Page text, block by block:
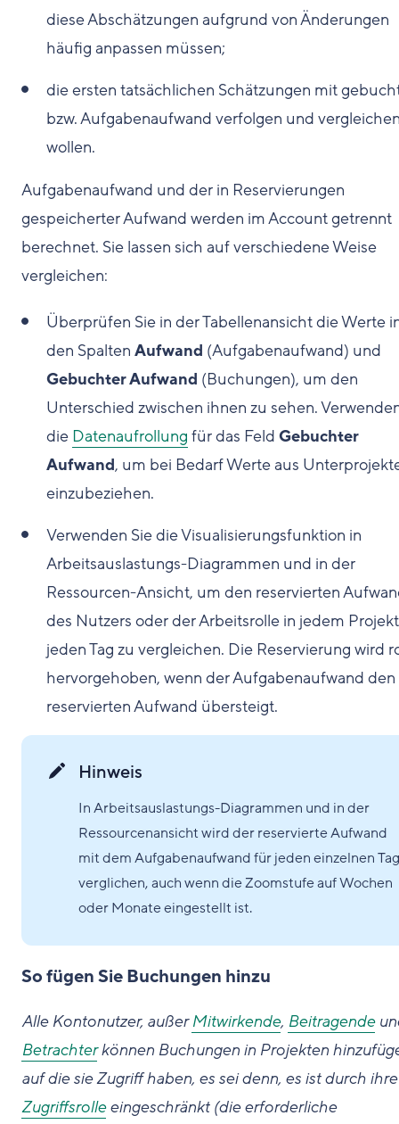
diese Abschätzungen aufgrund von Änderungen
häufig anpassen müssen;
die ersten tatsächlichen Schätzungen mit
bzw. Aufgabenaufwand verfolgen und
wollen.
Aufgabenaufwand und der in Reservierungen
gespeicherter Aufwand werden im Account getrennt
berechnet. Sie lassen sich auf verschiedene Weise
vergleichen:
Überprüfen Sie in der Tabellenansicht die Werte
den Spalten Aufwand (Aufgabenaufwand) und
Gebuchter Aufwand (Buchungen), um den
Unterschied zwischen ihnen zu sehen.
die Datenaufrollung für das Feld Gebuchter
Aufwand, um bei Bedarf Werte aus
einzubeziehen.
Verwenden Sie die Visualisierungsfunktion in
Arbeitsauslastungs-Diagrammen und in der
Ressourcen-Ansicht, um den reservierten
des Nutzers oder der Arbeitsrolle in jedem
jeden Tag zu vergleichen. Die Reservierung wird
hervorgehoben, wenn der Aufgabenaufwand den
reservierten Aufwand übersteigt.
Hinweis
In Arbeitsauslastungs-Diagrammen und in der
Ressourcenansicht wird der reservierte Aufwand
mit dem Aufgabenaufwand für jeden einzelnen Tag
verglichen, auch wenn die Zoomstufe auf Wochen
oder Monate eingestellt ist.
So fügen Sie Buchungen hinzu
Alle Kontonutzer, außerMitwirkende, Beitragende
Betrachterkönnen Buchungen in Projekten
auf die sie Zugriff haben, es sei denn, es ist durch ihre
Zugriffsrolleeingeschränkt (die erforderliche